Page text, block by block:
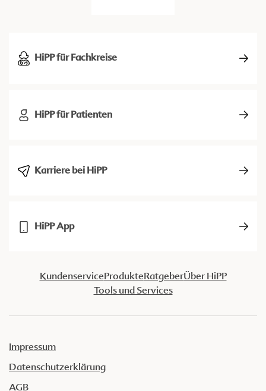
HiPP für Fachkreise
HiPP für Patienten
Karriere bei HiPP
HiPP App
KundenserviceProdukteRatgeberÜber HiPP
Tools und Services
Impressum
Datenschutzerklärung
AGB